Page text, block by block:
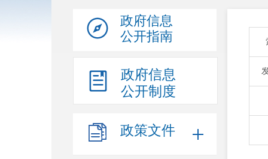
政府信息
公开指南
政府信息
公开制度
政策文件